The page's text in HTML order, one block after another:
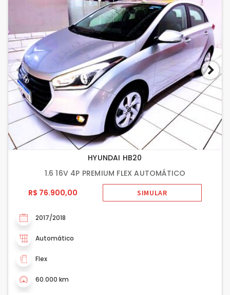
HYUNDAI HB20
1.6 16V 4P PREMIUM FLEX AUTOMÁTICO
R$ 76.900,00
SIMULAR
2017/2018
Automático
Flex
60.000 km